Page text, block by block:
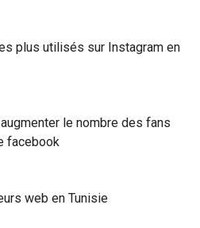
plus utilisés sur Instagram en
le nombre des fans
facebook
web en Tunisie